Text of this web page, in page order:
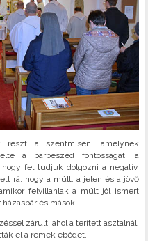
részt a szentmisén, amelynek
a párbeszéd fontosságát, a
fel tudjuk dolgozni a negatív,
rá, hogy a múlt, a jelen és a jövő
felvillanlak a múlt jól ismert
házaspár és mások.
zárult, ahol a terített asztalnál,
el a remek ebédet.